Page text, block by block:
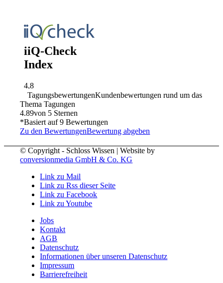
TagungsbewertungenKundenbewertungen rund um das
Thema Tagungen
4.89von 5 Sternen
*Basiert auf9 Bewertungen
Zu den BewertungenBewertung abgeben
© Copyright - Schloss Wissen | Website by
conversionmedia GmbH & Co. KG
Link zu Mail
Link zu Rss dieser Seite
Link zu Facebook
Link zu Youtube
Jobs
Kontakt
AGB
Datenschutz
Informationen über unseren Datenschutz
Impressum
Barrierefreiheit